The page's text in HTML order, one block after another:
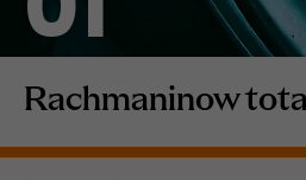
Laufzeit
Dieses Cookie
Analytics
wird
Name _gcl_aw
Anbieter Google Ads
Rachmaninow